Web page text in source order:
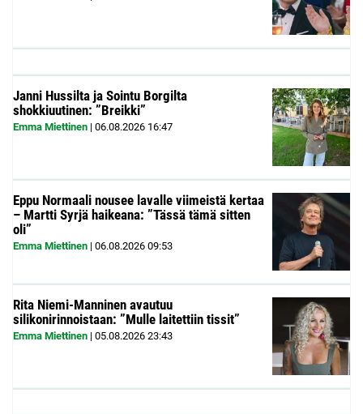
Janni Hussilta ja Sointu Borgilta
shokkiuutinen: ”Breikki”
Emma Miettinen | 06.08.2026 16:47
Eppu Normaali nousee lavalle viimeistä kertaa
– Martti Syrjä haikeana: ”Tässä tämä sitten
oli”
Emma Miettinen | 06.08.2026 09:53
Rita Niemi-Manninen avautuu
silikonirinnoistaan: ”Mulle laitettiin tissit”
Emma Miettinen | 05.08.2026 23:43